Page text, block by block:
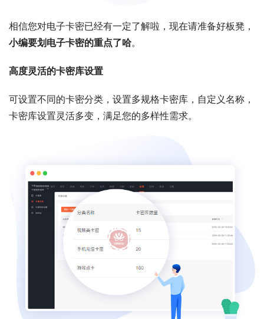
相信您对电子卡密已经有一定了解啦，现在请准备好板凳，
小编要划电子卡密的重点了哈。
高度灵活的卡密库设置
可设置不同的卡密分类，设置多规格卡密库，自定义名称，
卡密库设置灵活多变，满足您的多样性需求。